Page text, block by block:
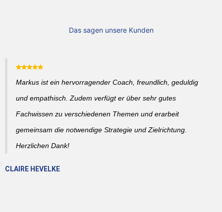
Das sagen unsere Kunden
Markus ist ein hervorragender Coach, freundlich, geduldig
und empathisch. Zudem verfügt er über sehr gutes
Fachwissen zu verschiedenen Themen und erarbeit
gemeinsam die notwendige Strategie und Zielrichtung.
Herzlichen Dank!
CLAIRE HEVELKE